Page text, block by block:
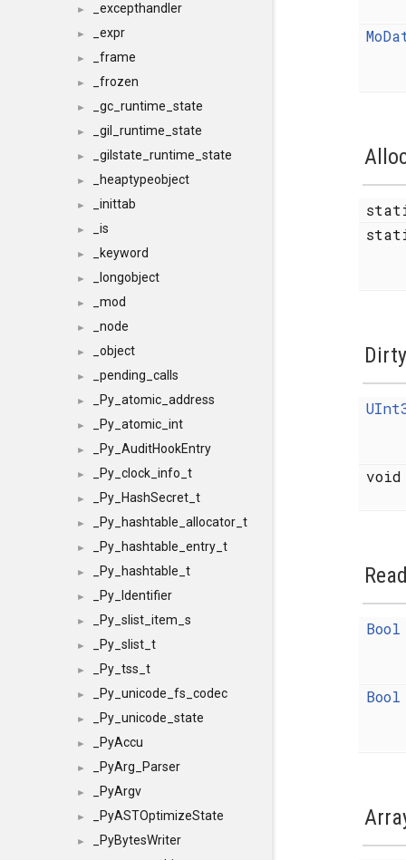
► _excepthandler
► _expr
► _frame
► _frozen
► _gc_runtime_state
► _gil_runtime_state
► _gilstate_runtime_state
► _heaptypeobject
► _inittab
► _is
► _keyword
► _longobject
► _mod
► _node
► _object
► _pending_calls
► _Py_atomic_address
► _Py_atomic_int
► _Py_AuditHookEntry
► _Py_clock_info_t
► _Py_HashSecret_t
► _Py_hashtable_allocator_t
► _Py_hashtable_entry_t
► _Py_hashtable_t
► _Py_Identifier
► _Py_slist_item_s
► _Py_slist_t
► _Py_tss_t
► _Py_unicode_fs_codec
► _Py_unicode_state
► _PyAccu
► _PyArg_Parser
► _PyArgv
► _PyASTOptimizeState
►
_PyBytesWriter
Bool
Bool